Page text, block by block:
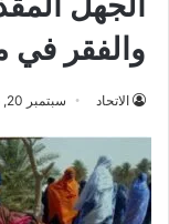
والفقر في
الاتحاد سبتمبر 20, 2025